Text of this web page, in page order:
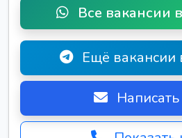
Все вакансии
Ещё вакансии